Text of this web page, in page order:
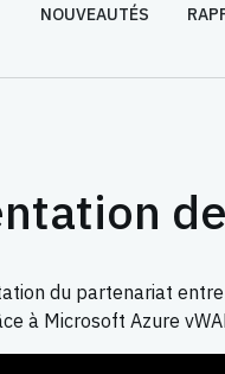
NOUVEAUTÉS
du partenariat
à Microsoft Azure